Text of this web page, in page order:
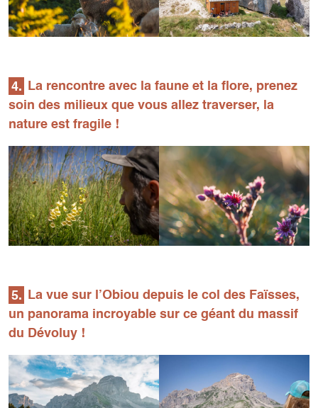
4.
La rencontre avec la faune et la flore, prenez
soin des milieux que vous allez traverser, la
nature est fragile !
5.
La vue sur l’Obiou depuis le col des Faïsses,
un panorama incroyable sur ce géant du massif
du Dévoluy !